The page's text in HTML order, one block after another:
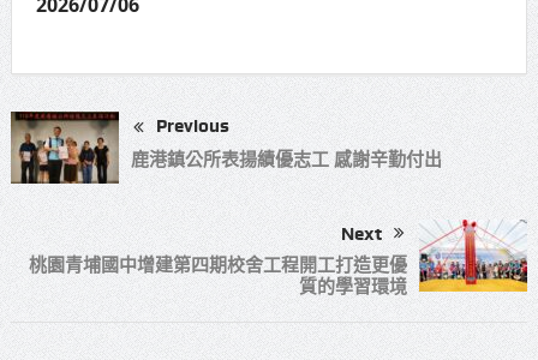
Previous
鹿港鎮公所表揚績優志工 感謝辛勤付出
Next
桃園青埔國中增建第四期校舍工程開工打造更優
質的學習環境